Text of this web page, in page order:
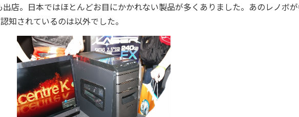
出店。日本ではほとんどお目にかかれない製品が多くありました。あのレノボ
知されているのは以外でした。